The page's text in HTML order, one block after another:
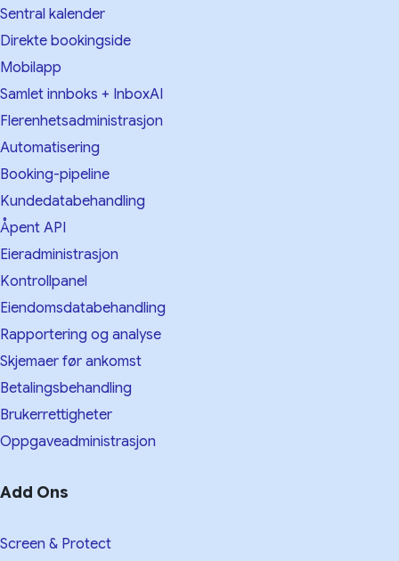
Sentral kalender
Direkte bookingside
Mobilapp
Samlet innboks + InboxAI
Flerenhetsadministrasjon
Automatisering
Booking-pipeline
Kundedatabehandling
Åpent API
Eieradministrasjon
Kontrollpanel
Eiendomsdatabehandling
Rapportering og analyse
Skjemaer før ankomst
Betalingsbehandling
Brukerrettigheter
Oppgaveadministrasjon
Add Ons
Screen & Protect